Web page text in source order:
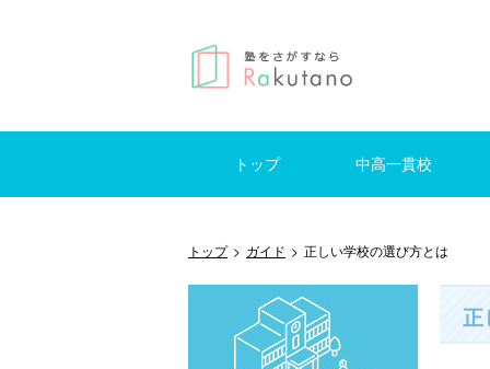
トップ 中高一貫校
トップ > ガイド > 正しい学校の選び方とは
正